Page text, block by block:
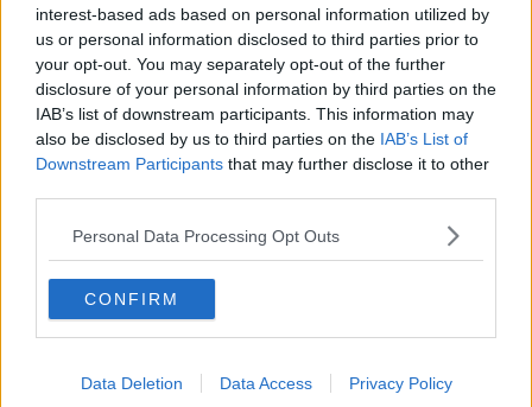
interest-based ads based on personal information utilized by
us or personal information disclosed to third parties prior to
your opt-out. You may separately opt-out of the further
disclosure of your personal information by third parties on the
IAB’s list of downstream participants. This information may
also be disclosed by us to third parties on the IAB’s List of
Downstream Participants that may further disclose it to other
Personal Data Processing Opt Outs
CONFIRM
Data Deletion Data Access Privacy Policy
Videogallery